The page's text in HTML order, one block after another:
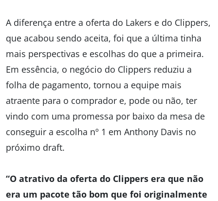
A diferença entre a oferta do Lakers e do Clippers,
que acabou sendo aceita, foi que a última tinha
mais perspectivas e escolhas do que a primeira.
Em essência, o negócio do Clippers reduziu a
folha de pagamento, tornou a equipe mais
atraente para o comprador e, pode ou não, ter
vindo com uma promessa por baixo da mesa de
conseguir a escolha nº 1 em Anthony Davis no
próximo draft.
“O atrativo da oferta do Clippers era que não
era um pacote tão bom que foi originalmente